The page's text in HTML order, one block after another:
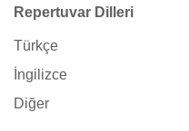
Repertuvar Dilleri
Türkçe
İngilizce
Diğer